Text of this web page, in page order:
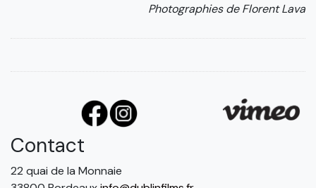
Photographies de Florent Laval
Contact
22 quai de la Monnaie